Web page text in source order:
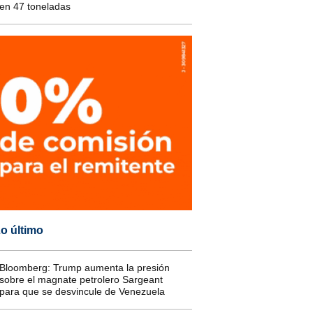
47 toneladas
último
Trump aumenta la presión
el magnate petrolero Sargeant
que se desvincule de Venezuela